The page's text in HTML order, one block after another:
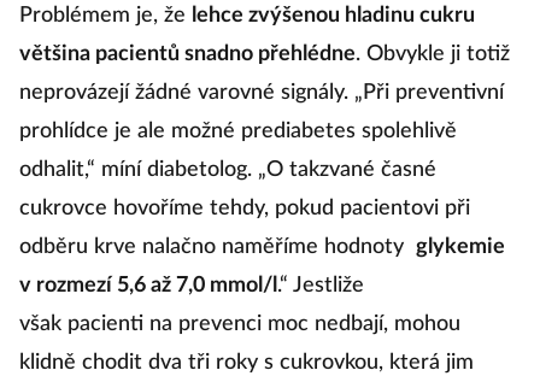
Problémem je, že lehce zvýšenou hladinu cukru
většina pacientů snadno přehlédne. Obvykle ji totiž
neprovázejí žádné varovné signály. „Při preventivní
prohlídce je ale možné prediabetes spolehlivě
odhalit,“ míní diabetolog. „O takzvané časné
cukrovce hovoříme tehdy, pokud pacientovi při
odběru krve nalačno naměříme hodnoty glykemie
v rozmezí 5,6 až 7,0 mmol/l .“ Jestliže
však pacienti na prevenci moc nedbají, mohou
klidně chodit dva tři roky s cukrovkou, která jim